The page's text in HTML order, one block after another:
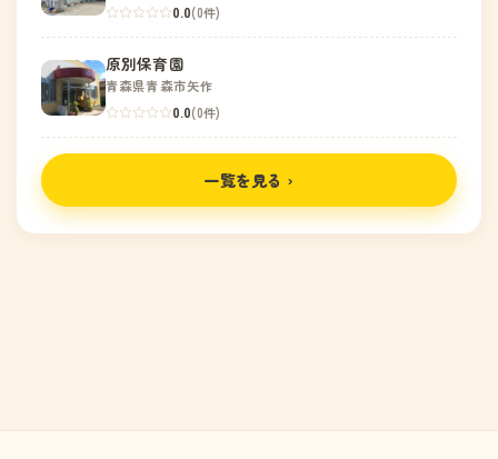
0.0(0件)
原別保育園
青森県青森市矢作
0.0(0件)
一覧を見る ›